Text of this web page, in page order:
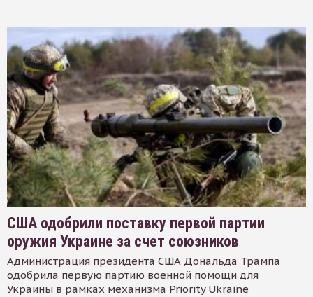
США одобрили поставку первой партии
оружия Украине за счет союзников
Администрация президента США Дональда Трампа
одобрила первую партию военной помощи для
Украины в рамках механизма Priority Ukraine